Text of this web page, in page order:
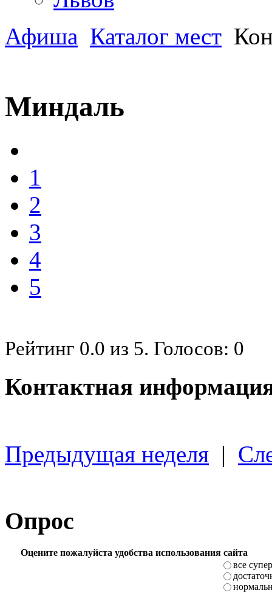
Афиша Каталог мест
Миндаль
1
2
3
4
5
Рейтинг 0.0 из 5. Голосов: 0
Контактная
Предыдущая неделя |
Опрос
Оцените пожалуйста удобства использования сайта
все супер